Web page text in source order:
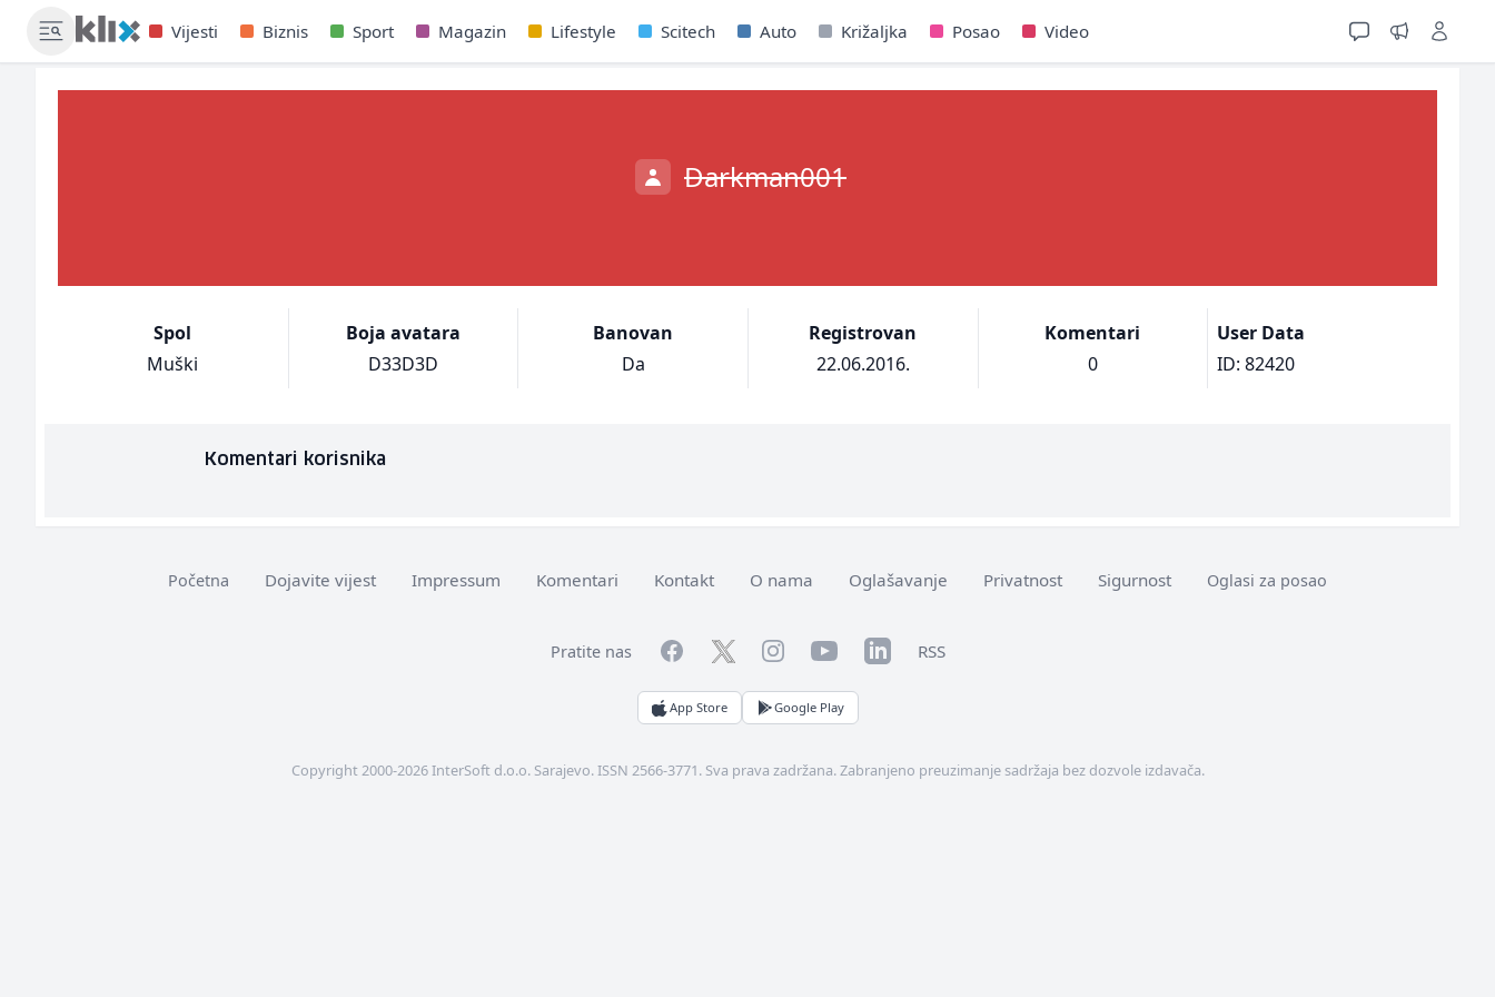
Vijesti Biznis Sport Magazin Lifestyle Scitech Auto Križaljka Posao Video
Darkman001
Spol
Muški
Boja avatara
D33D3D
Banovan
Da
Registrovan
22.06.2016.
Komentari
0
User Data
ID: 82420
Komentari korisnika
Početna Dojavite vijest Impressum Komentari Kontakt O nama Oglašavanje Privatnost Sigurnost Oglasi za posao
Pratite nas FacebookTwitterInstagramYouTubeLinkedInRSS
App Store Google Play
Copyright 2000-2026 InterSoft d.o.o. Sarajevo. ISSN 2566-3771. Sva prava zadržana. Zabranjeno preuzimanje sadržaja bez dozvole izdavača.